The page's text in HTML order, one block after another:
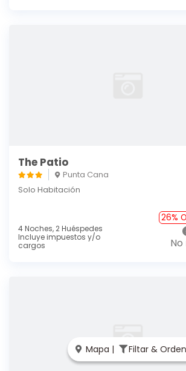
The Patio
Punta Cana
Solo Habitación
4 Noches, 2 Huéspedes
Incluye impuestos y/o
cargos
26%
Mapa | Filtar &